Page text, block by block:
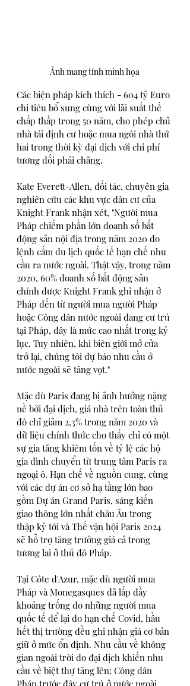
Ảnh mang tính minh họa
Các biện pháp kích thích - 604 tỷ Euro
chi tiêu bổ sung cùng với lãi suất thế
chấp thấp trong 50 năm, cho phép chủ
nhà tái định cư hoặc mua ngôi nhà thứ
hai trong thời kỳ đại dịch với chi phí
tương đối phải chăng.
Kate Everett-Allen, đối tác, chuyên gia
nghiên cứu các khu vực dân cư của
Knight Frank nhận xét, "Người mua
Pháp chiếm phần lớn doanh số bất
động sản nội địa trong năm 2020 do
lệnh cấm du lịch quốc tế hạn chế nhu
cầu ra nước ngoài. Thật vậy, trong năm
2020, 60% doanh số bất động sản
chính được Knight Frank ghi nhận ở
Pháp đến từ người mua người Pháp
hoặc Công dân nước ngoài đang cư trú
tại Pháp, đây là mức cao nhất trong kỷ
lục. Tuy nhiên, khi biên giới mở cửa
trở lại, chúng tôi dự báo nhu cầu ở
nước ngoài sẽ tăng vọt."
Mặc dù Paris đang bị ảnh hưởng nặng
nề bởi đại dịch, giá nhà trên toàn thủ
đô chỉ giảm 2,3% trong năm 2020 và
dữ liệu chính thức cho thấy chỉ có một
sự gia tăng khiêm tốn về tỷ lệ các hộ
gia đình chuyển từ trung tâm Paris ra
ngoại ô. Hạn chế về nguồn cung, cùng
với các dự án cơ sở hạ tầng lớn bao
gồm Dự án Grand Paris, sáng kiến ​​
giao thông lớn nhất châu Âu trong
thập kỷ tới và Thế vận hội Paris 2024
sẽ hỗ trợ tăng trưởng giá cả trong
tương lai ở thủ đô Pháp.
Tại Côte d'Azur, mặc dù người mua
Pháp và Monegasques đã lấp đầy
khoảng trống do những người mua
quốc tế để lại do hạn chế Covid, hầu
hết thị trường đều ghi nhận giá cơ bản
giữ ở mức ổn định. Nhu cầu về không
gian ngoài trời do đại dịch khiến nhu
cầu về biệt thự tăng lên; Công dân